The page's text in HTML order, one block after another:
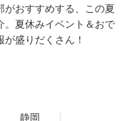
がおすすめする、この夏
。夏休みイベント＆おで
盛りだくさん！
静岡